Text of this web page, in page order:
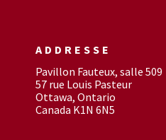
ADDRESSE
Pavillon Fauteux, salle 509
57 rue Louis Pasteur
Ottawa, Ontario
Canada K1N 6N5